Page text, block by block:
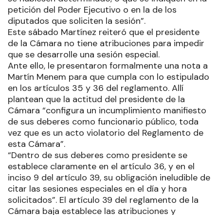
petición del Poder Ejecutivo o en la de los
diputados que soliciten la sesión”.
Este sábado Martínez reiteró que el presidente
de la Cámara no tiene atribuciones para impedir
que se desarrolle una sesión especial.
Ante ello, le presentaron formalmente una nota a
Martín Menem para que cumpla con lo estipulado
en los artículos 35 y 36 del reglamento. Allí
plantean que la actitud del presidente de la
Cámara “configura un incumplimiento manifiesto
de sus deberes como funcionario público, toda
vez que es un acto violatorio del Reglamento de
esta Cámara”.
“Dentro de sus deberes como presidente se
establece claramente en el artículo 36, y en el
inciso 9 del artículo 39, su obligación ineludible de
citar las sesiones especiales en el día y hora
solicitados”. El artículo 39 del reglamento de la
Cámara baja establece las atribuciones y